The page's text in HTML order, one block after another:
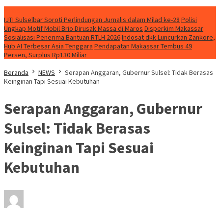
IJTI Sulselbar Soroti Perlindungan Jurnalis dalam Milad ke-28 Polisi
Ungkap Motif Mobil Brio Dirusak Massa di Maros Disperkim Makassar
Sosialisasi Penerima Bantuan RTLH 2026Indosat dkk Luncurkan Zankore,
Hub AI Terbesar Asia Tenggara Pendapatan Makassar Tembus 49
Persen, Surplus Rp130 Miliar
Beranda
NEWS
Serapan Anggaran, Gubernur Sulsel: Tidak Berasas
Keinginan Tapi Sesuai Kebutuhan
Serapan Anggaran, Gubernur
Sulsel: Tidak Berasas
Keinginan Tapi Sesuai
Kebutuhan